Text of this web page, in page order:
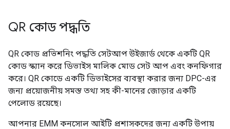
QR কোড পদ্ধতি
QR কোড প্রভিশনিং পদ্ধতি সেটআপ উইজার্ড থেকে একটি QR
কোড স্ক্যান করে ডিভাইস মালিক মোড সেট আপ এবং কনফিগার
করে। QR কোডে একটি ডিভাইসের ব্যবস্থা করার জন্য DPC-এর
জন্য প্রয়োজনীয় সমস্ত তথ্য সহ কী-মানের জোড়ার একটি
পেলোড রয়েছে।
আপনার EMM কনসোল আইটি প্রশাসকদের জন্য একটি উপায়